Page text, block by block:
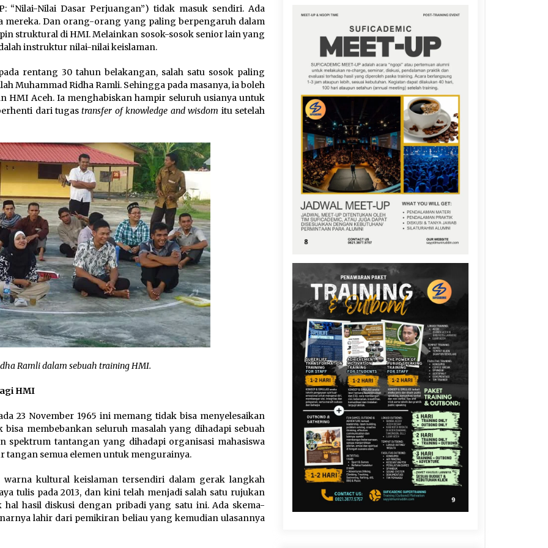
“Nilai-Nilai Dasar Perjuangan”) tidak masuk sendiri. Ada
Dan orang-orang yang paling berpengaruh dalam
struktural di HMI. Melainkan sosok-sosok senior lain yang
instruktur nilai-nilai keislaman.
rentang 30 tahun belakangan, salah satu sosok paling
Muhammad Ridha Ramli. Sehingga pada masanya, ia boleh
HMI Aceh. Ia menghabiskan hampir seluruh usianya untuk
dari tugastransfer of knowledge and wisdom itu setelah
Ramli dalam sebuah training HMI.
HMI
23 November 1965 ini memang tidak bisa menyelesaikan
membebankan seluruh masalah yang dihadapi sebuah
spektrum tantangan yang dihadapi organisasi mahasiswa
tangan semua elemen untuk mengurainya.
kultural keislaman tersendiri dalam gerak langkah
tulis pada 2013, dan kini telah menjadi salah satu rujukan
hasil diskusi dengan pribadi yang satu ini. Ada skema-
lahir dari pemikiran beliau yang kemudian ulasannya